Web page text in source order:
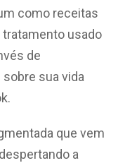
como receitas
tratamento usado
de
sua vida
que vem
a